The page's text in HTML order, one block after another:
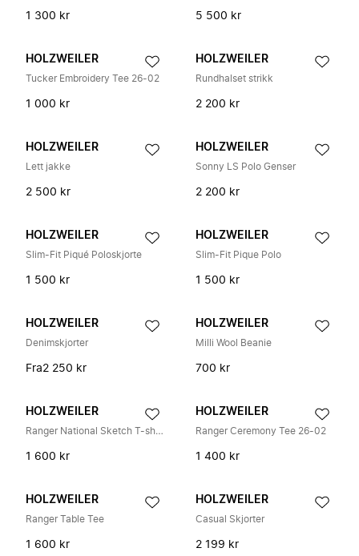
1 300 kr 5 500 kr
HOLZWEILER
Tucker Embroidery Tee 26-02
1 000 kr
HOLZWEILER
Rundhalset strikk
2 200 kr
HOLZWEILER
Lett jakke
2 500 kr
HOLZWEILER
Sonny LS Polo Genser
2 200 kr
HOLZWEILER
Slim-Fit Piqué Poloskjorte
1 500 kr
HOLZWEILER
Slim-Fit Pique Polo
1 500 kr
HOLZWEILER
Denimskjorter
Fra2 250 kr
HOLZWEILER
Milli Wool Beanie
700 kr
HOLZWEILER
Ranger National Sketch T-shirt
1 600 kr
HOLZWEILER
Ranger Ceremony Tee 26-02
1 400 kr
HOLZWEILER
Ranger Table Tee
1 600 kr
HOLZWEILER
Casual Skjorter
2 199 kr